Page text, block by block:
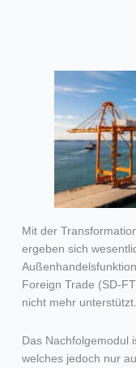
Mit der
ergeben sich
Foreign Trade (SD-
nicht mehr unterstützt.
Das Nachfolgemodul
welches jedoch nur